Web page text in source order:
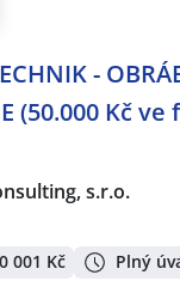
-
(50.000 Kč ve
s.r.o.
001 Kč Plný